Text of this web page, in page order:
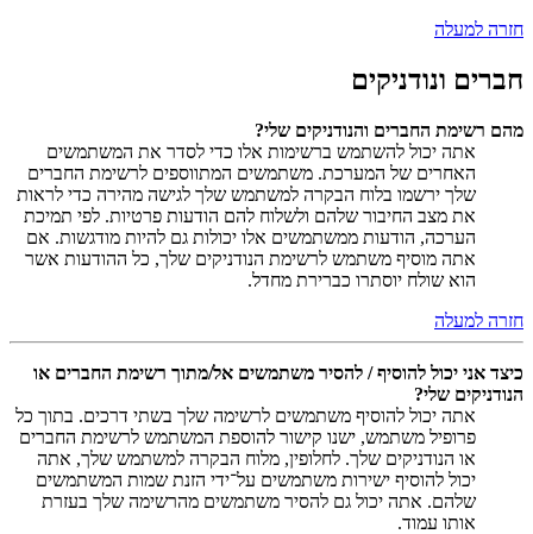
חזרה למעלה
חברים ונודניקים
מהם רשימת החברים והנודניקים שלי?
אתה יכול להשתמש ברשימות אלו כדי לסדר את המשתמשים
האחרים של המערכת. משתמשים המתווספים לרשימת החברים
שלך ירשמו בלוח הבקרה למשתמש שלך לגישה מהירה כדי לראות
את מצב החיבור שלהם ולשלוח להם הודעות פרטיות. לפי תמיכת
הערכה, הודעות ממשתמשים אלו יכולות גם להיות מודגשות. אם
אתה מוסיף משתמש לרשימת הנודניקים שלך, כל ההודעות אשר
הוא שולח יוסתרו כברירת מחדל.
חזרה למעלה
כיצד אני יכול להוסיף / להסיר משתמשים אל/מתוך רשימת החברים או
הנודניקים שלי?
אתה יכול להוסיף משתמשים לרשימה שלך בשתי דרכים. בתוך כל
פרופיל משתמש, ישנו קישור להוספת המשתמש לרשימת החברים
או הנודניקים שלך. לחלופין, מלוח הבקרה למשתמש שלך, אתה
יכול להוסיף ישירות משתמשים על־ידי הזנת שמות המשתמשים
שלהם. אתה יכול גם להסיר משתמשים מהרשימה שלך בעזרת
אותו עמוד.